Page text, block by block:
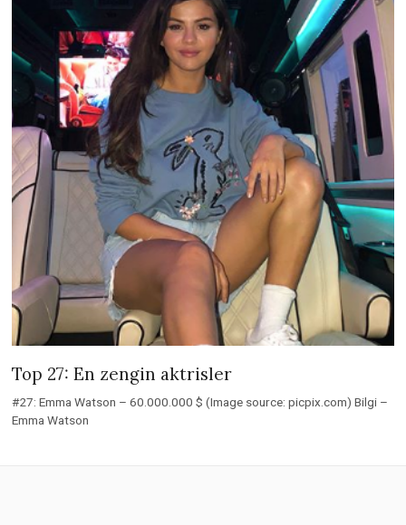
Top 27: En zengin aktrisler
#27: Emma Watson – 60.000.000 $ (Image source: picpix.com) Bilgi –
Emma Watson